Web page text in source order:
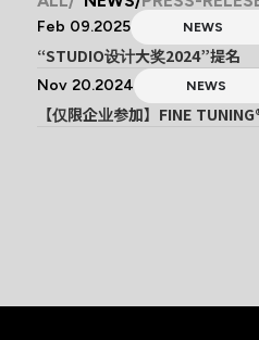
Feb 09.2025 NEWS
“STUDIO设计大奖2024”提名
Nov 20.2024 NEWS
【仅限企业参加】FINE